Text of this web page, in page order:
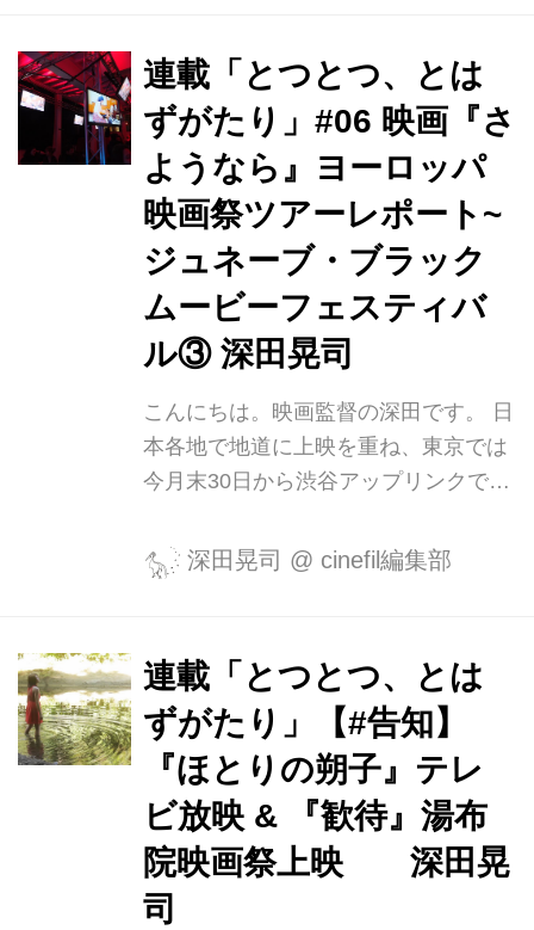
ことに最後の回は補助席を使い切るほ
どの満席となった。 ジュネーブ二日
目。二回目の上映は、Cinéluxという映
画館で、場内は広くオシャレな割にそ
こに至るスペースはかなり狭い。スタ
ッフと客数人でぎゅうぎゅうになって
しまう空間は、かつて池袋と高田馬場
にあって21世紀を目前に惜しまれつつ
閉館したアクトミニシアターを思い出
させて、親近感...
連載「とつとつ、とは
ずがたり」#06 映画『さ
ようなら』ヨーロッパ
映画祭ツアーレポート~
ジュネーブ・ブラック
ムービーフェスティバ
ル③ 深田晃司
こんにちは。映画監督の深田です。 日
本各地で地道に上映を重ね、東京では
今月末30日から渋谷アップリンクでの
ですが、現在いくつかの海外映画祭か
らもお声が掛かっていて、1月2月には
都市を巡ります。 ・ジュネーブブラッ
クムービーフェスティバル（スイス）
2月22日~2月31日 ・ロッテルダム国際
映画祭（オランダ） 1月27日~2月7日
・ヨーテボリ国際映画祭（スウェーデ
ン） 1月29日~2月8日
https://festival.giff.se/events/sayonara
さて、なぜナンバリングがいきなり③
深田晃司 @ cinefil編集部
連載「とつとつ、とは
ずがたり」【#告知】
『ほとりの朔子』テレ
ビ放映 & 『歓待』湯布
院映画祭上映 深田晃
司